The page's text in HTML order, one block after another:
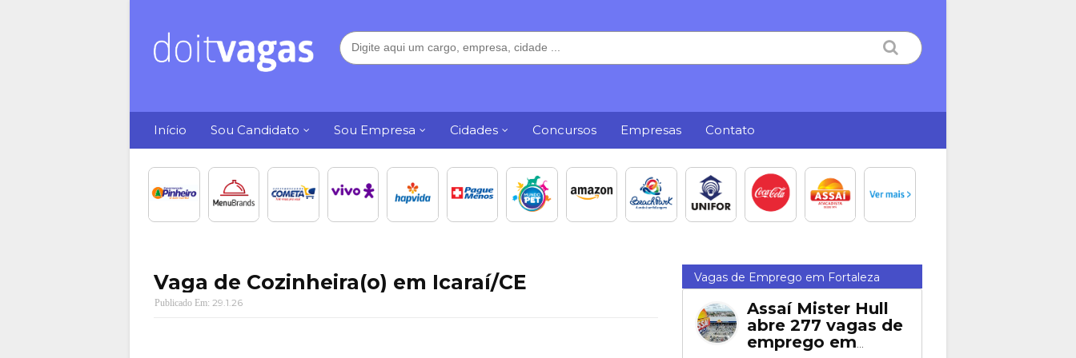
Início Sou Candidato Sou Empresa Cidades Concursos Empresas Contato
Vaga de Cozinheira(o) em Icaraí/CE
29.1.26
Vagas de Emprego em Fortaleza
Assaí Mister Hull
abre 277 vagas de
emprego em